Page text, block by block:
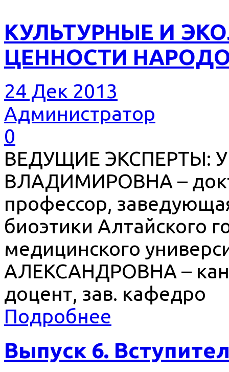
КУЛЬТУРНЫЕ И
ЦЕННОСТИ
24 Дек 2013
Администратор
0
ВЕДУЩИЕ ЭКСПЕРТЫ:
ВЛАДИМИРОВНА –
профессор,
биоэтики Алтайского
медицинского
АЛЕКСАНДРОВНА –
доцент, зав. кафедро
Подробнее
Выпуск 6.